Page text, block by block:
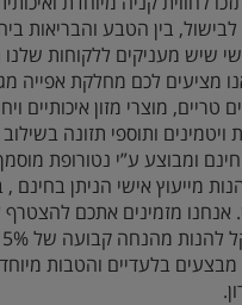
בין הטבע והבריאות
שיש מעניקים ללקוחות
מציעים לכם מחלקת אפייה
טריים, מוצרי מזון איכותיים
ותוספי תזונה בשילוב
ומבוצע ע”י נטורופת
מייעוץ אישי הניתן בחינם ,
מזמינים אתכם להצטרף
מבצעים בלעדיים והטבות